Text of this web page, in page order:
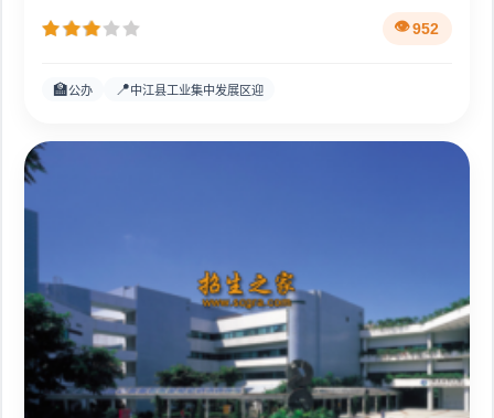
952
🏫公办 📍中江县工业集中发展区迎